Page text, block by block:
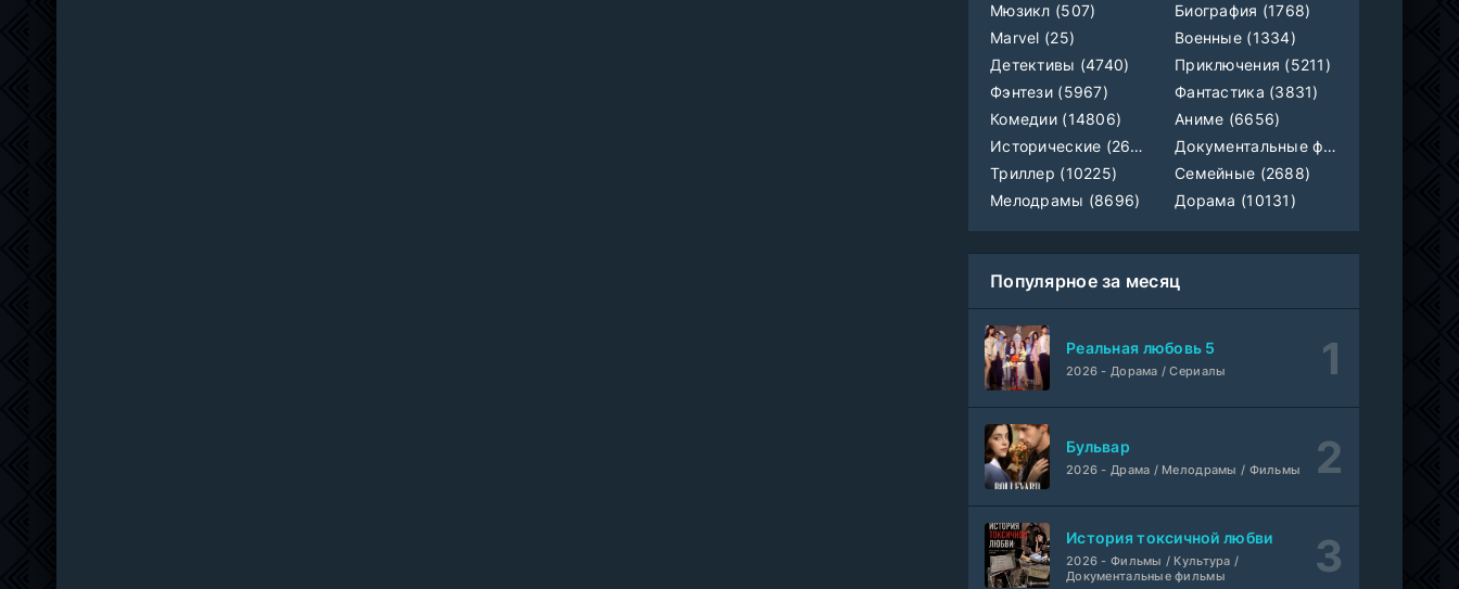
1-8 серия
AniMaunt
Фильм
Несравненный боевой дух
1 сезон
1-188
серия
1-3 сезон
1 сезон
1-3 серия
1 сезон
DiziDenizi, AlisaDirilis
Одиссея
Мюзикл (507)
Биография (1768)
Marvel (25)
Военные (1334)
Детективы (4740)
Приключения (5211)
Фэнтези (5967)
Фантастика (3831)
Комедии (14806)
Аниме (6656)
Исторические (2658)
Документальные фильмы (1922)
Триллер (10225)
Семейные (2688)
Мелодрамы (8696)
Дорама (10131)
Популярное за месяц
Реальная любовь 5
2026 - Дорама / Сериалы
Бульвар
2026 - Драма / Мелодрамы / Фильмы
История токсичной любви
2026 - Фильмы / Культура /
Документальные фильмы